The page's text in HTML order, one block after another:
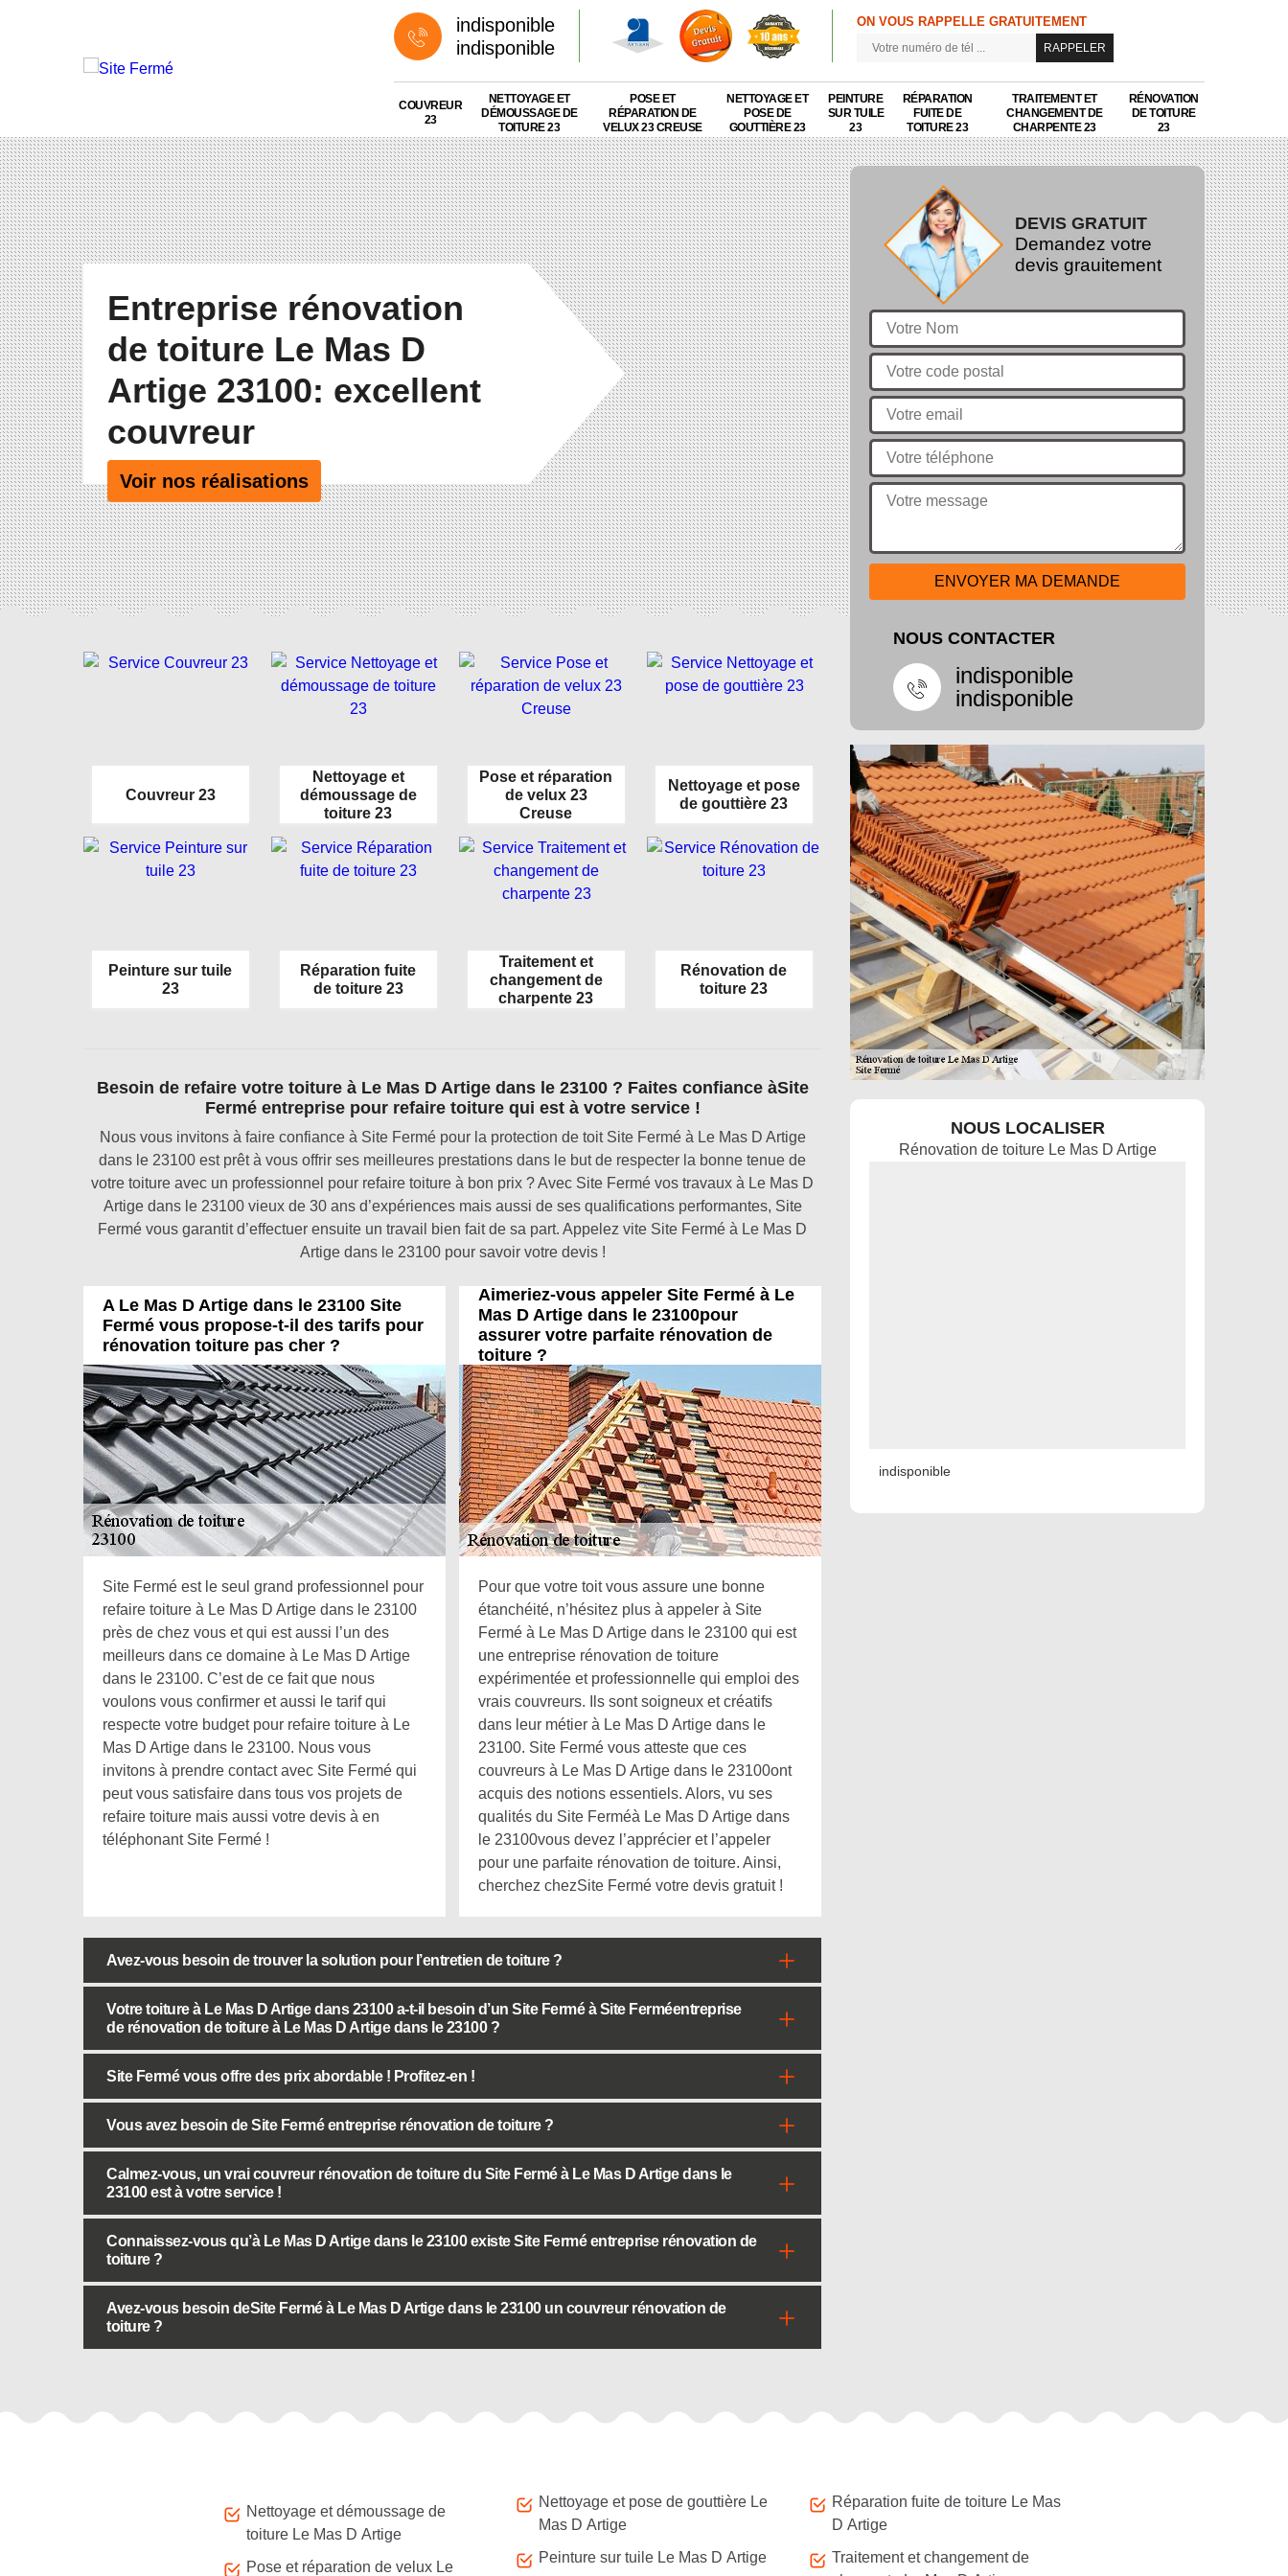
indisponible
indisponible
ON VOUS RAPPELLE GRATUITEMENT
COUVREUR
23
NETTOYAGE ET
DÉMOUSSAGE DE
TOITURE 23
POSE ET
RÉPARATION DE
VELUX 23 CREUSE
NETTOYAGE ET
POSE DE
GOUTTIÈRE 23
PEINTURE
SUR TUILE
23
RÉPARATION
FUITE DE
TOITURE 23
TRAITEMENT ET
CHANGEMENT DE
CHARPENTE 23
RÉNOVATION
DE TOITURE
23
Entreprise rénovation
de toiture Le Mas D
Artige 23100: excellent
couvreur
Voir nos réalisations
Couvreur 23
Nettoyage et
démoussage de
toiture 23
Pose et réparation
de velux 23
Creuse
Nettoyage et pose
de gouttière 23
Peinture sur tuile
23
Réparation fuite
de toiture 23
Traitement et
changement de
charpente 23
Rénovation de
toiture 23
Besoin de refaire votre toiture à Le Mas D Artige dans le 23100 ? Faites confiance àSite
Fermé entreprise pour refaire toiture qui est à votre service !
Nous vous invitons à faire confiance à Site Fermé pour la protection de toit Site Fermé à Le Mas D Artige
dans le 23100 est prêt à vous offrir ses meilleures prestations dans le but de respecter la bonne tenue de
votre toiture avec un professionnel pour refaire toiture à bon prix ? Avec Site Fermé vos travaux à Le Mas D
Artige dans le 23100 vieux de 30 ans d’expériences mais aussi de ses qualifications performantes, Site
Fermé vous garantit d’effectuer ensuite un travail bien fait de sa part. Appelez vite Site Fermé à Le Mas D
Artige dans le 23100 pour savoir votre devis !
A Le Mas D Artige dans le 23100 Site
Fermé vous propose-t-il des tarifs pour
rénovation toiture pas cher ?
Site Fermé est le seul grand professionnel pour
refaire toiture à Le Mas D Artige dans le 23100
près de chez vous et qui est aussi l’un des
meilleurs dans ce domaine à Le Mas D Artige
dans le 23100. C’est de ce fait que nous
voulons vous confirmer et aussi le tarif qui
respecte votre budget pour refaire toiture à Le
Mas D Artige dans le 23100. Nous vous
invitons à prendre contact avec Site Fermé qui
peut vous satisfaire dans tous vos projets de
refaire toiture mais aussi votre devis à en
téléphonant Site Fermé !
Aimeriez-vous appeler Site Fermé à Le
Mas D Artige dans le 23100pour
assurer votre parfaite rénovation de
toiture ?
Pour que votre toit vous assure une bonne
étanchéité, n’hésitez plus à appeler à Site
Fermé à Le Mas D Artige dans le 23100 qui est
une entreprise rénovation de toiture
expérimentée et professionnelle qui emploi des
vrais couvreurs. Ils sont soigneux et créatifs
dans leur métier à Le Mas D Artige dans le
23100. Site Fermé vous atteste que ces
couvreurs à Le Mas D Artige dans le 23100ont
acquis des notions essentiels. Alors, vu ses
qualités du Site Ferméà Le Mas D Artige dans
le 23100vous devez l’apprécier et l’appeler
pour une parfaite rénovation de toiture. Ainsi,
cherchez chezSite Fermé votre devis gratuit !
Avez-vous besoin de trouver la solution pour l’entretien de toiture ?
Votre toiture à Le Mas D Artige dans 23100 a-t-il besoin d’un Site Fermé à Site Ferméentreprise
de rénovation de toiture à Le Mas D Artige dans le 23100 ?
Site Fermé vous offre des prix abordable ! Profitez-en !
Vous avez besoin de Site Fermé entreprise rénovation de toiture ?
Calmez-vous, un vrai couvreur rénovation de toiture du Site Fermé à Le Mas D Artige dans le
23100 est à votre service !
Connaissez-vous qu’à Le Mas D Artige dans le 23100 existe Site Fermé entreprise rénovation de
toiture ?
Avez-vous besoin deSite Fermé à Le Mas D Artige dans le 23100 un couvreur rénovation de
toiture ?
DEVIS GRATUIT
Demandez votre
devis grauitement
NOUS CONTACTER
indisponible
indisponible
NOUS LOCALISER
Rénovation de toiture Le Mas D Artige
indisponible
Nettoyage et démoussage de
toiture Le Mas D Artige
Pose et réparation de velux Le
Nettoyage et pose de gouttière Le
Mas D Artige
Peinture sur tuile Le Mas D Artige
Réparation fuite de toiture Le Mas
D Artige
Traitement et changement de